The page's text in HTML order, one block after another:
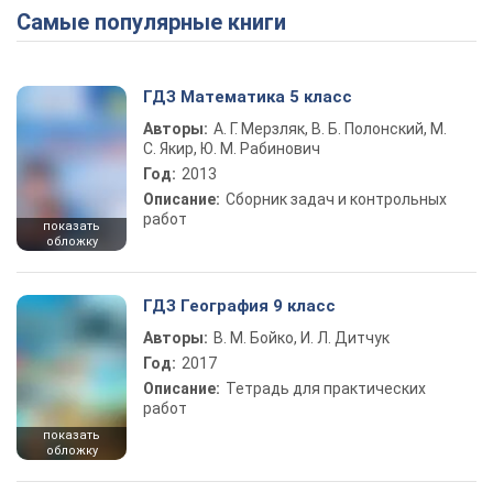
Самые популярные книги
показать
обложку
ГДЗ Математика 5 класс
Авторы: А. Г. Мерзляк, В. Б. Полонский, М.
С. Якир, Ю. М. Рабинович
Год: 2013
Описание: Сборник задач и контрольных
работ
показать
обложку
ГДЗ География 9 класс
Авторы: В. М. Бойко, И. Л. Дитчук
Год: 2017
Описание: Тетрадь для практических
работ